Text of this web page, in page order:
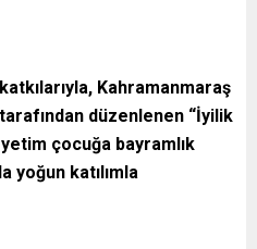
Kahramanmaraş
düzenlenen “İyilik
yetim çocuğa bayramlık
yoğun katılımla